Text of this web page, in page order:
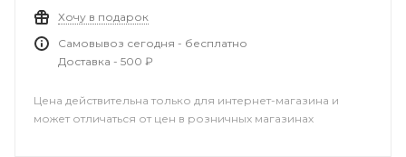
Хочу в подарок
Самовывоз сегодня - бесплатно
Доставка - 500 ₽
Цена действительна только для интернет-магазина и
может отличаться от цен в розничных магазинах